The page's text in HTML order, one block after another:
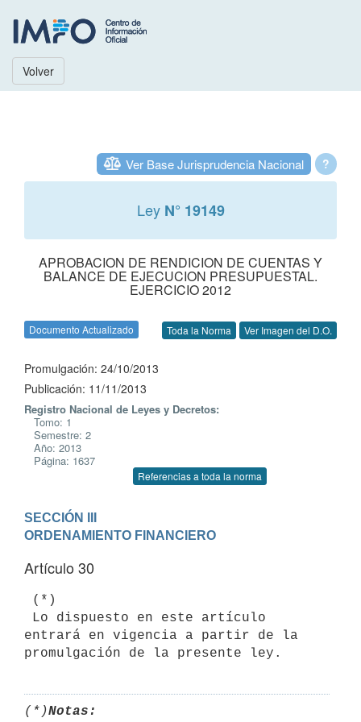
Volver
?
Ver Base Jurisprudencia Nacional
Ley N° 19149
APROBACION DE RENDICION DE CUENTAS Y
BALANCE DE EJECUCION PRESUPUESTAL.
EJERCICIO 2012
Documento Actualizado Toda la Norma Ver Imagen del D.O.
Promulgación: 24/10/2013
Publicación: 11/11/2013
Registro Nacional de Leyes y Decretos:
Tomo: 1
Semestre: 2
Año: 2013
Página: 1637
Referencias a toda la norma
SECCIÓN III
ORDENAMIENTO FINANCIERO
Artículo 30
entrará en vigencia a partir de la
promulgación de la presente ley.
(*)Notas: